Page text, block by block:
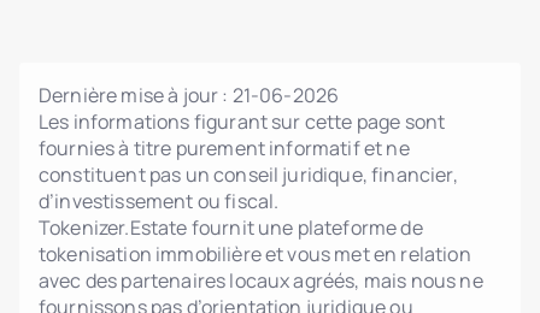
Dernière mise à jour : 21-06-2026
Les informations figurant sur cette page sont
fournies à titre purement informatif et ne
constituent pas un conseil juridique, financier,
d’investissement ou fiscal.
Tokenizer.Estate fournit une plateforme de
tokenisation immobilière et vous met en relation
avec des partenaires locaux agréés, mais nous ne
fournissons pas d’orientation juridique ou